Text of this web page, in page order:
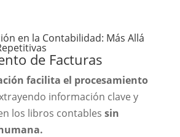
en la Contabilidad: Más Allá
de Facturas
facilita el procesamiento
información clave y
los libros contables sin